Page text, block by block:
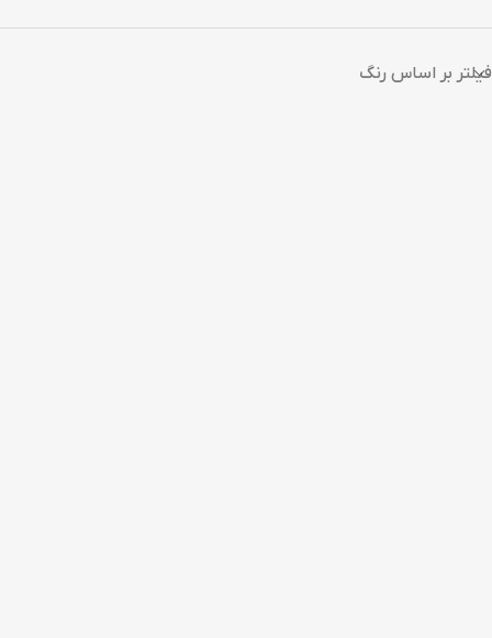
فیلتر بر اساس رنگ